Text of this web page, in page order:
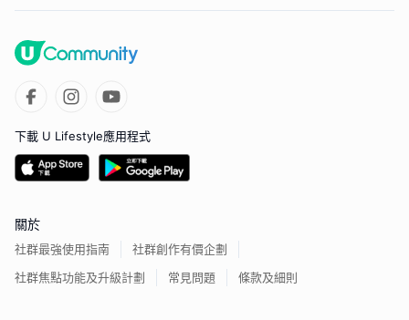
下載 U Lifestyle應用程式
關於
社群最強使用指南
社群創作有價企劃
社群焦點功能及升級計劃
常見問題 條款及細則